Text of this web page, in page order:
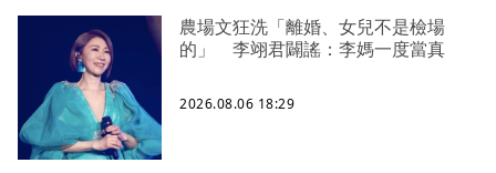
農場文狂洗「離婚、女兒不是檢場
的」 李翊君闢謠：李媽一度當真
2026.08.06 18:29